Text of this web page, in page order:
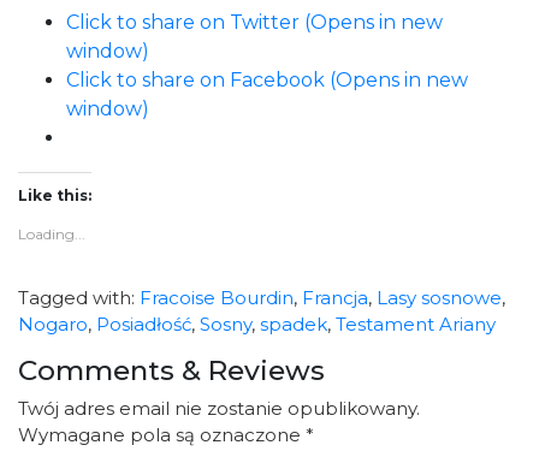
Click to share on Twitter (Opens in new
window)
Click to share on Facebook (Opens in new
window)
Like this:
Loading...
Tagged with: Fracoise Bourdin, Francja, Lasy sosnowe,
Nogaro, Posiadłość, Sosny, spadek, Testament Ariany
Comments & Reviews
Twój adres email nie zostanie opublikowany.
Wymagane pola są oznaczone *